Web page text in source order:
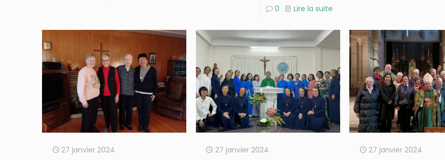
0 Lire la suite
27 janvier 2024 27 janvier 2024 27 janvier 2024